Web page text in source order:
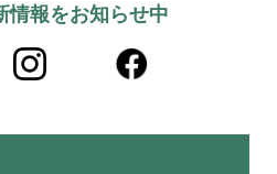
情報をお知らせ中